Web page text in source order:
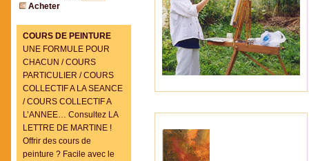
Acheter
COURS DE PEINTURE
UNE FORMULE POUR
CHACUN / COURS
PARTICULIER / COURS
COLLECTIF A LA SEANCE
/ COURS COLLECTIF A
L’ANNEE… Consultez LA
LETTRE DE MARTINE !
Offrir des cours de
peinture ? Facile avec le